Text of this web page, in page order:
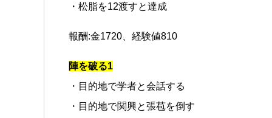
・松脂を12渡すと達成
報酬:金1720、経験値810
陣を破る1
・目的地で学者と会話する
・目的地で関興と張苞を倒す